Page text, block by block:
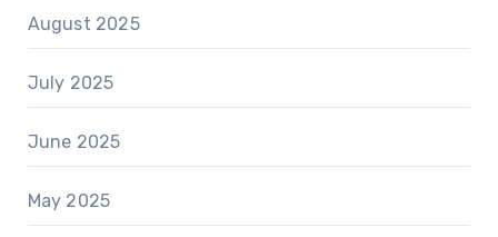
August 2025
July 2025
June 2025
May 2025